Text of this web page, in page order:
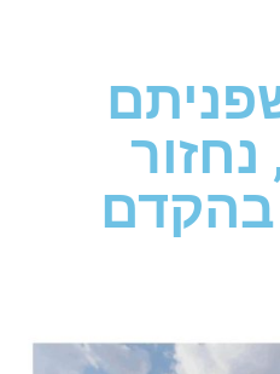
נחזור
בהקדם